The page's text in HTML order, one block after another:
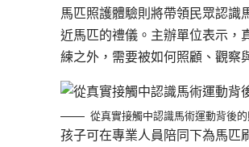
馬匹照護體驗則將帶領民眾認識
近馬匹的禮儀。主辦單位表示，
練之外，需要被如何照顧、觀察
從真實接觸中認識馬術運動背後
孩子可在專業人員陪同下為馬匹